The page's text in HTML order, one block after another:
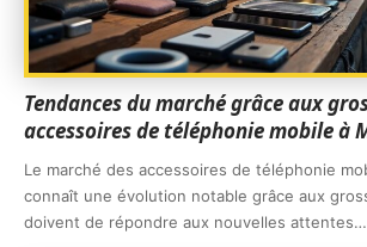
Tendances du marché grâce aux
accessoires de téléphonie mobile à
Le marché des accessoires de téléphonie
connaît une évolution notable grâce aux
doivent de répondre aux nouvelles attentes…